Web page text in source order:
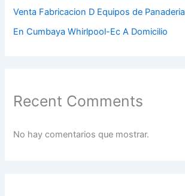
Venta Fabricacion D Equipos de Panaderia
En Cumbaya Whirlpool-Ec A Domicilio
Recent Comments
No hay comentarios que mostrar.